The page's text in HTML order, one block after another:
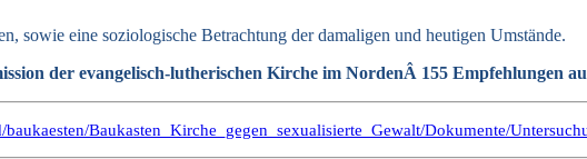
sowie eine soziologische Betrachtung der damaligen und heutigen Umstände.
der evangelisch-lutherischen Kirche im NordenÂ 155 Empfehlungen
Baukasten_Kirche_gegen_sexualisierte_Gewalt/Dokumente/